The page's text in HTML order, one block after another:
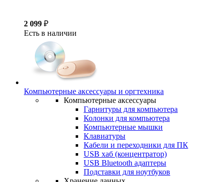
2 099 ₽
Есть в наличии
Компьютерные аксессуары и оргтехника
Компьютерные аксессуары
Гарнитуры для компьютера
Колонки для компьютера
Компьютерные мышки
Клавиатуры
Кабели и переходники для ПК
USB хаб (концентратор)
USB Bluetooth адаптеры
Подставки для ноутбуков